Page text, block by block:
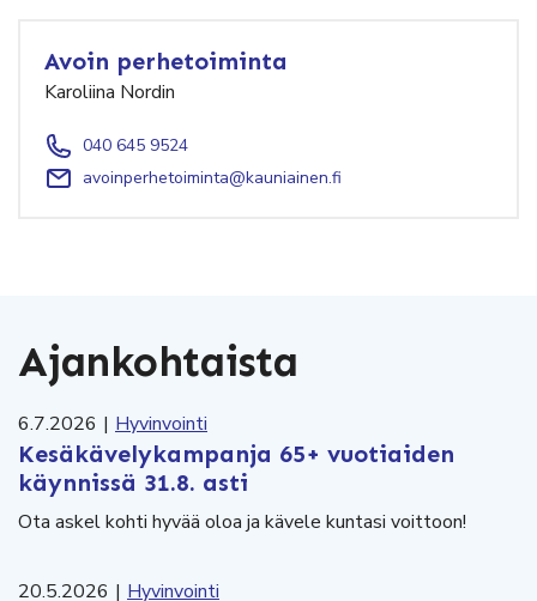
Avoin perhetoiminta
Karoliina Nordin
040 645 9524
avoinperhetoiminta@kauniainen.fi
Ajankohtaista
6.7.2026 | Hyvinvointi
Kesäkävelykampanja 65+ vuotiaiden
käynnissä 31.8. asti
Ota askel kohti hyvää oloa ja kävele kuntasi voittoon!
20.5.2026 | Hyvinvointi